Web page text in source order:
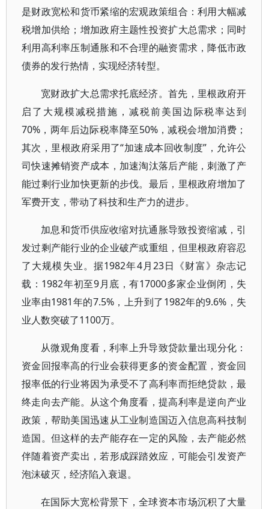
是财政宽松和货币紧缩的宏观政策组合：利用大幅减
税增加供给；增加政府主题性投资扩大总需求；同时
利用高利率压制通胀和不合理的融资需求，降低市政
债券的发行热情，实现经济转型。
宽财政扩大总需求托底经济。首先，里根政府开
启了大规模减税措施，减税前美国边际税率达到
70%，两年后边际税率降至50%，减税会增加消费；
其次，里根政府采用了“加速成本回收制度”，允许公
司快速摊销资产成本，加速淘汰落后产能，刺激了产
能过剩行业加快更新的步伐。最后，里根政府增加了
军费开支，带动了科技和生产力的进步。
加息和货币供应收缩对抗通胀导致投资缩减，引
发过剩产能行业的企业破产或重组，但里根政府容忍
了大规模失业。据1982年4月23日《财富》杂志记
载：1982年初至9月底，有17000多家企业倒闭，失
业率由1981年的7.5%，上升到了1982年的9.6%，失
业人数突破了1100万。
从微观角度看，利率上升导致贷款量出现分化：
资金回报率高的行业会获得更多的资金配置，资金回
报率低的行业将因为承受不了高利率而拒绝贷款，最
终走向去产能。从这个角度看，提高利率是逆向产业
政策，帮助美国迅速从工业制造国迈入信息高科技制
造国。但这样的去产能存在一定的风险，去产能必然
伴随着资产卖出，若形成踩踏效应，可能会引发资产
泡沫破灭，经济陷入衰退。
在国际大宽松背景下，全球资本市场沉积了大量